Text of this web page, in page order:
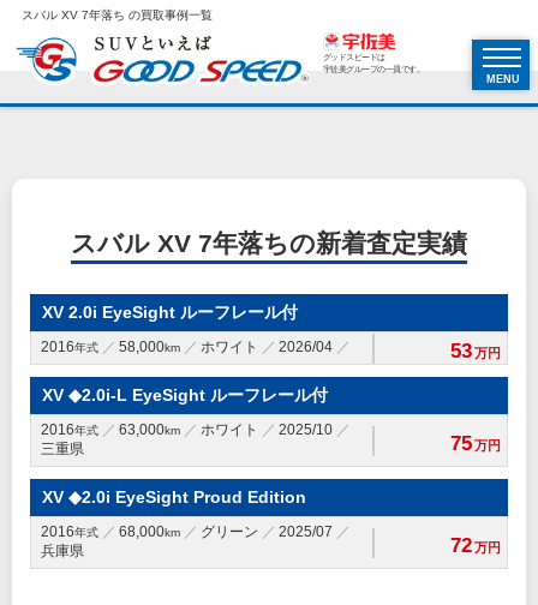
スバル XV 7年落ち の買取事例一覧
グッドスピードは
宇佐美グループの一員です。
MENU
スバル XV 7年落ちの新着査定実績
XV 2.0i EyeSight ルーフレール付
2016年式 58,000km ホワイト 2026/04 53万円
XV ◆2.0i-L EyeSight ルーフレール付
2016年式 63,000km ホワイト
2025/10
三重県
75万円
XV ◆2.0i EyeSight Proud Edition
2016年式 68,000km グリーン
2025/07
兵庫県
72万円